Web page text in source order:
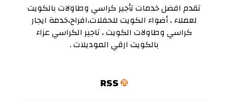
تقدم افضل خدمات تأجير كراسي وطاولات بالكويت
لعملاء ، أضواء الكويت للحفلات،افراح،خدمة ايجار
كراسي وطاولات الكويت ، تاجير الكراسي عزاء
بالكويت ارقي الموديلات .
RSS